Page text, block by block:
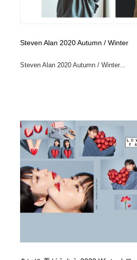
Steven Alan 2020 Autumn / Winter
Steven Alan 2020 Autumn / Winter...